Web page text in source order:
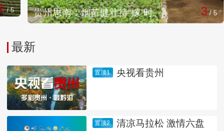
贵州思南：烟苗健壮待“嫁”时 3 5
最新
置顶1 央视看贵州
置顶2
清凉马拉松 激情六盘